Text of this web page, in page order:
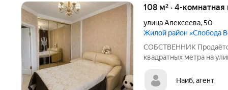
108 м² · 4-
улица Алексеева,50
Жилой район «Слобода
СOБСТВEHHИК
квaдpaтныx метра на
м этaжe кирпичногo
идеaльное предложение
Наиб, агент